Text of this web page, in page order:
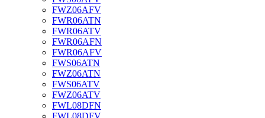
FWZ06AFV
FWR06ATN
FWR06ATV
FWR06AFN
FWR06AFV
FWS06ATN
FWZ06ATN
FWS06ATV
FWZ06ATV
FWL08DFN
FWL08DFV